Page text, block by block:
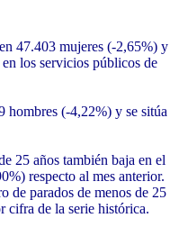
47.403 mujeres (-2,65%) y
los servicios públicos de
hombres (-4,22%) y se sitúa
25 años también baja en el
respecto al mes anterior.
de parados de menos de 25
cifra de la serie histórica.